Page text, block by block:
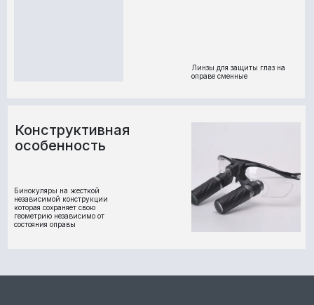
Конструктивная
особенность
Бинокуляры на жесткой
независимой конструкции
которая сохраняет свою
геометрию независимо от
состояния оправы
Линзы для защиты глаз на
оправе сменные